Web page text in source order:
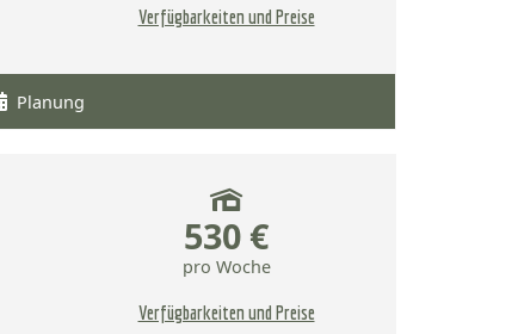
Verfügbarkeiten und Preise
Planung
530 €
pro Woche
Verfügbarkeiten und Preise